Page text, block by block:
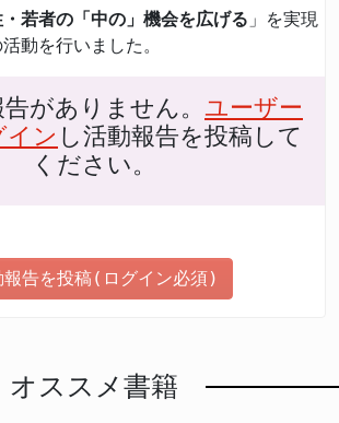
若者の「中の」機会を広げる 」を実現
動を行いました。
がありません。 ユーザー
イン し活動報告を投稿して
ください。
報告を投稿(ログイン必須)
オススメ書籍